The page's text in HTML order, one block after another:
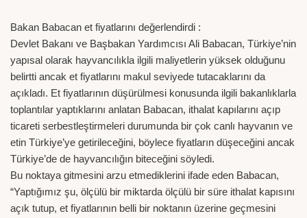
Bakan Babacan et fiyatlarını değerlendirdi :
Devlet Bakanı ve Başbakan Yardımcısı Ali Babacan, Türkiye’nin
yapısal olarak hayvancılıkla ilgili maliyetlerin yüksek olduğunu
belirtti ancak et fiyatlarını makul seviyede tutacaklarını da
açıkladı. Et fiyatlarının düşürülmesi konusunda ilgili bakanlıklarla
toplantılar yaptıklarını anlatan Babacan, ithalat kapılarını açıp
ticareti serbestleştirmeleri durumunda bir çok canlı hayvanın ve
etin Türkiye’ye getirileceğini, böylece fiyatların düşeceğini ancak
Türkiye’de de hayvancılığın biteceğini söyledi.
Bu noktaya gitmesini arzu etmediklerini ifade eden Babacan,
“Yaptığımız şu, ölçülü bir miktarda ölçülü bir süre ithalat kapısını
açık tutup, et fiyatlarının belli bir noktanın üzerine geçmesini